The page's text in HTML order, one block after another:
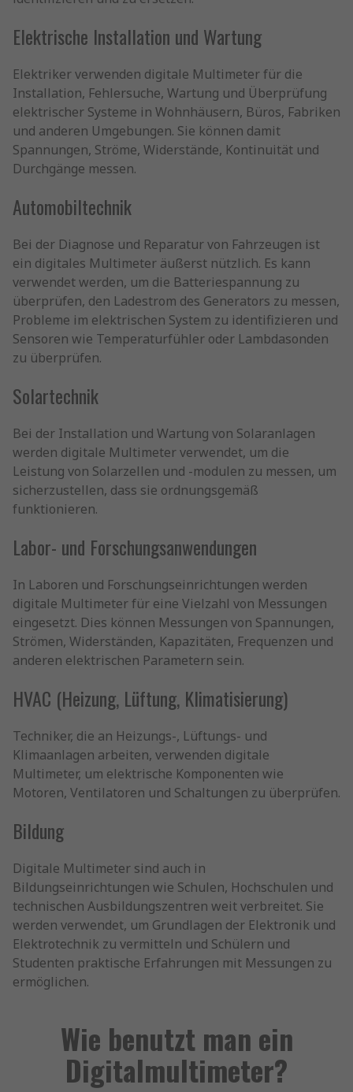
Elektrische Installation und Wartung
Elektriker verwenden digitale Multimeter für die
Installation, Fehlersuche, Wartung und Überprüfung
elektrischer Systeme in Wohnhäusern, Büros, Fabriken
und anderen Umgebungen. Sie können damit
Spannungen, Ströme, Widerstände, Kontinuität und
Durchgänge messen.
Automobiltechnik
Bei der Diagnose und Reparatur von Fahrzeugen ist
ein digitales Multimeter äußerst nützlich. Es kann
verwendet werden, um die Batteriespannung zu
überprüfen, den Ladestrom des Generators zu messen,
Probleme im elektrischen System zu identifizieren und
Sensoren wie Temperaturfühler oder Lambdasonden
zu überprüfen.
Solartechnik
Bei der Installation und Wartung von Solaranlagen
werden digitale Multimeter verwendet, um die
Leistung von Solarzellen und -modulen zu messen, um
sicherzustellen, dass sie ordnungsgemäß
funktionieren.
Labor- und Forschungsanwendungen
In Laboren und Forschungseinrichtungen werden
digitale Multimeter für eine Vielzahl von Messungen
eingesetzt. Dies können Messungen von Spannungen,
Strömen, Widerständen, Kapazitäten, Frequenzen und
anderen elektrischen Parametern sein.
HVAC (Heizung, Lüftung, Klimatisierung)
Techniker, die an Heizungs-, Lüftungs- und
Klimaanlagen arbeiten, verwenden digitale
Multimeter, um elektrische Komponenten wie
Motoren, Ventilatoren und Schaltungen zu überprüfen.
Bildung
Digitale Multimeter sind auch in
Bildungseinrichtungen wie Schulen, Hochschulen und
technischen Ausbildungszentren weit verbreitet. Sie
werden verwendet, um Grundlagen der Elektronik und
Elektrotechnik zu vermitteln und Schülern und
Studenten praktische Erfahrungen mit Messungen zu
ermöglichen.
Wie benutzt man ein
Digitalmultimeter?